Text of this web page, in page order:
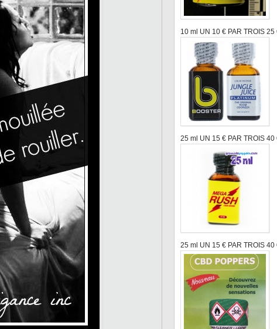
10 ml UN 10 € PAR TROIS 25
25 ml UN 15 € PAR TROIS 40
25 ml UN 15 € PAR TROIS 40